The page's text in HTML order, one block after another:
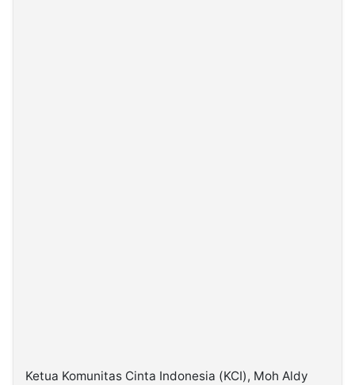
Ketua Komunitas Cinta Indonesia (KCI), Moh Aldy